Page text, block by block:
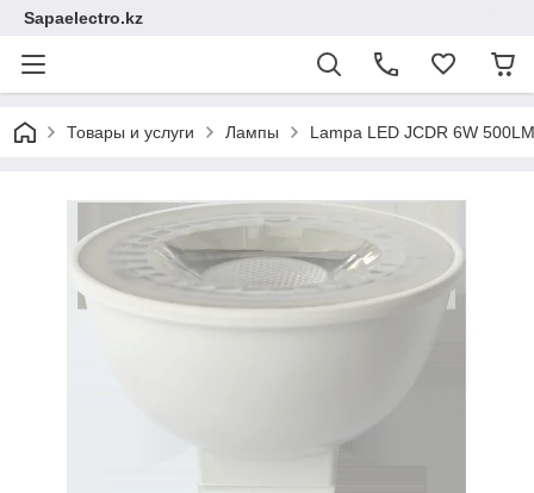
Sapaelectro.kz
Товары и услуги Лампы Lampa LED JCDR 6W